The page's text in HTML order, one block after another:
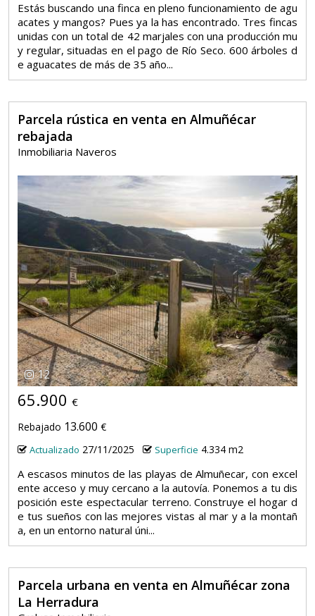
Estás buscando una finca en pleno funcionamiento de agu
acates y mangos? Pues ya la has encontrado. Tres fincas
unidas con un total de 42 marjales con una producción mu
y regular, situadas en el pago de Río Seco. 600 árboles d
e aguacates de más de 35 año...
Parcela rústica en venta en Almuñécar
rebajada
Inmobiliaria Naveros
12
65.900 €
Rebajado 13.600 €
Actualizado 27/11/2025 Superficie 4.334 m2
A escasos minutos de las playas de Almuñecar, con excel
ente acceso y muy cercano a la autovía. Ponemos a tu dis
posición este espectacular terreno. Construye el hogar d
e tus sueños con las mejores vistas al mar y a la montañ
a, en un entorno natural úni...
Parcela urbana en venta en Almuñécar zona
La Herradura